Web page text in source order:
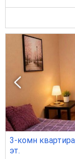
3-комн
эт.